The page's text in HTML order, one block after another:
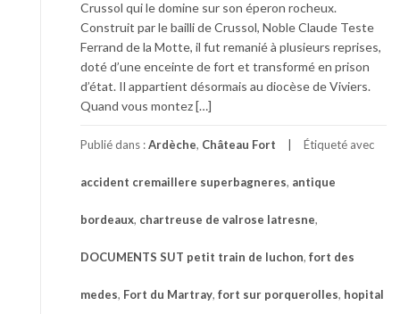
Crussol qui le domine sur son éperon rocheux.
Construit par le bailli de Crussol, Noble Claude Teste
Ferrand de la Motte, il fut remanié à plusieurs reprises,
doté d’une enceinte de fort et transformé en prison
d’état. Il appartient désormais au diocèse de Viviers.
Quand vous montez […]
Publié dans :Ardèche, Château Fort Étiqueté avec
accident cremaillere superbagneres, antique
bordeaux, chartreuse de valrose latresne,
DOCUMENTS SUT petit train de luchon, fort des
medes, Fort du Martray, fort sur porquerolles, hopital